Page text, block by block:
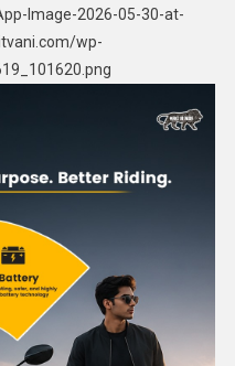
Image-2026-05-30-at-
wp-